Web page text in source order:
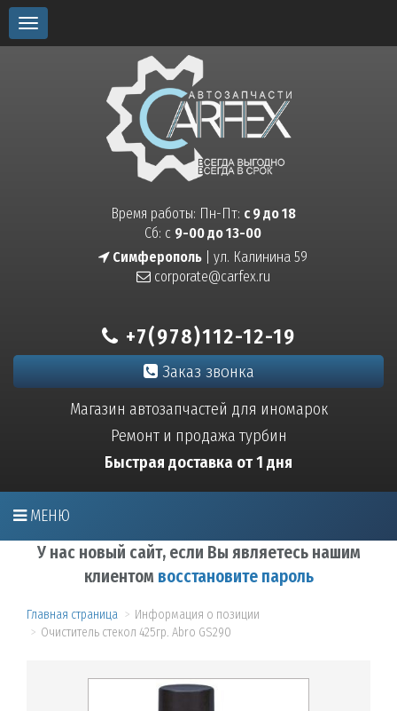
Toggle
navigation
Время работы: Пн-Пт: с 9 до 18
Сб: с 9-00 до 13-00
Симферополь | ул. Калинина 59
corporate@carfex.ru
+7(978)112-12-19
Заказ звонка
Магазин автозапчастей для иномарок
Ремонт и продажа турбин
Быстрая доставка от 1 дня
МЕНЮ
У нас новый сайт, если Вы являетесь нашим
клиентом восстановите пароль
Главная страница
Информация о позиции
Очиститель стекол 425гр. Abro GS290